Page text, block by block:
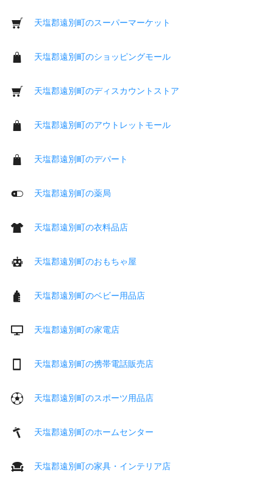
天塩郡遠別町のスーパーマーケット
天塩郡遠別町のショッピングモール
天塩郡遠別町のディスカウントストア
天塩郡遠別町のアウトレットモール
天塩郡遠別町のデパート
天塩郡遠別町の薬局
天塩郡遠別町の衣料品店
天塩郡遠別町のおもちゃ屋
天塩郡遠別町のベビー用品店
天塩郡遠別町の家電店
天塩郡遠別町の携帯電話販売店
天塩郡遠別町のスポーツ用品店
天塩郡遠別町のホームセンター
天塩郡遠別町の家具・インテリア店